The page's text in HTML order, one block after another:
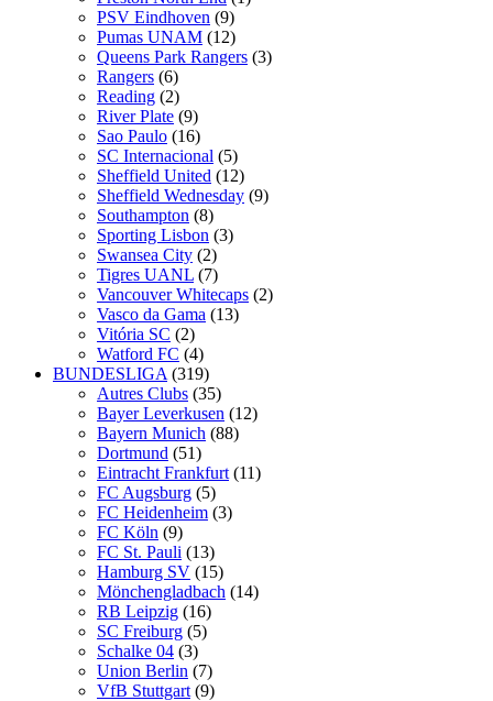
PSV Eindhoven (9)
Pumas UNAM (12)
Queens Park Rangers (3)
Rangers (6)
Reading (2)
River Plate (9)
Sao Paulo (16)
SC Internacional (5)
Sheffield United (12)
Sheffield Wednesday (9)
Southampton (8)
Sporting Lisbon (3)
Swansea City (2)
Tigres UANL (7)
Vancouver Whitecaps (2)
Vasco da Gama (13)
Vitória SC (2)
Watford FC (4)
BUNDESLIGA (319)
Autres Clubs (35)
Bayer Leverkusen (12)
Bayern Munich (88)
Dortmund (51)
Eintracht Frankfurt (11)
FC Augsburg (5)
FC Heidenheim (3)
FC Köln (9)
FC St. Pauli (13)
Hamburg SV (15)
Mönchengladbach (14)
RB Leipzig (16)
SC Freiburg (5)
Schalke 04 (3)
Union Berlin (7)
VfB Stuttgart (9)